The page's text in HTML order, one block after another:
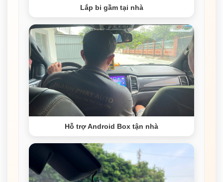
Lắp bi gầm tại nhà
Hỗ trợ Android Box tận nhà